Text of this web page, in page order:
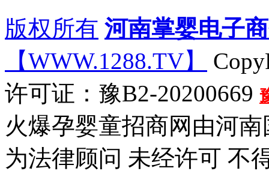
版权所有 河南掌婴电子
【WWW.1288.TV】
许可证：豫B2-20200669
火爆孕婴童招商网由河
为法律顾问 未经许可 不